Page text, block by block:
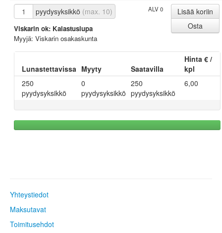
pyydysyksikkö (max. 10)
Viskarin ok: Kalastuslupa
Myyjä: Viskarin osakaskunta
ALV 0
Lunastettavissa Myyty Saatavilla
Hinta € /
kpl
250
pyydysyksikkö
0
pyydysyksikkö
250
pyydysyksikkö
6,00
Yhteystiedot
Maksutavat
Toimitusehdot